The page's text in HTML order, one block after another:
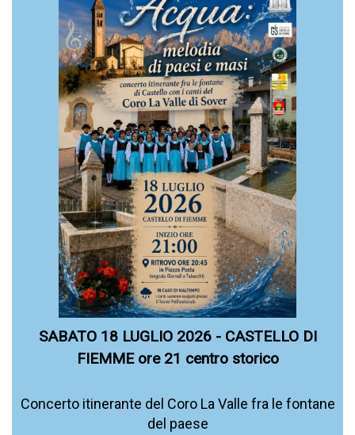
SABATO 18 LUGLIO 2026 - CASTELLO DI
FIEMME ore 21 centro storico
Concerto itinerante del Coro La Valle fra le fontane
del paese